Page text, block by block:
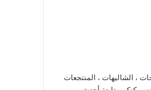
، الشاليهات ، المنتجعات